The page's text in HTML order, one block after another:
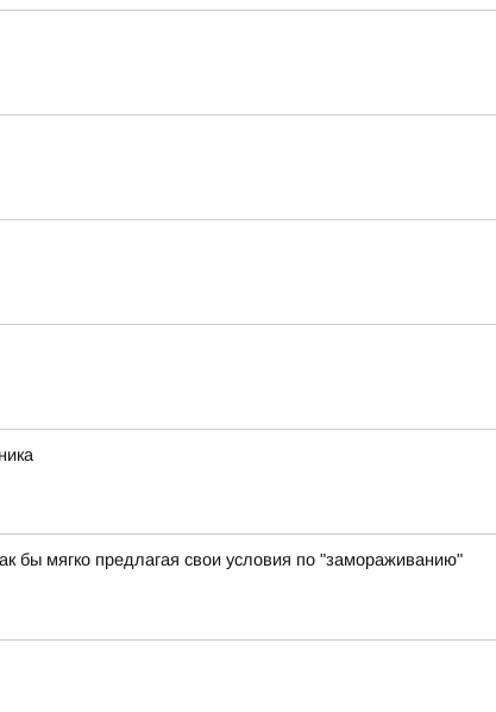
бы мягко предлагая свои условия по "замораживанию"